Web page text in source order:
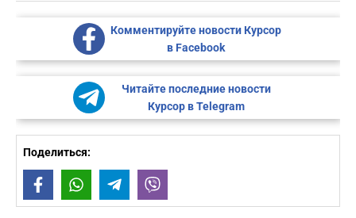
Комментируйте новости Курсор
в Facebook
Читайте последние новости
Курсор в Telegram
Поделиться:
FacebookWhatsAppTelegram